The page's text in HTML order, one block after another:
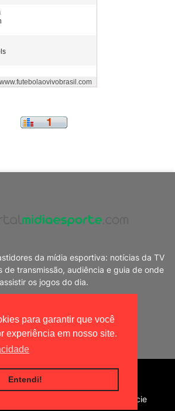
para garantir que você
experiência em nosso site.
Entendi!
da mídia esportiva: notícias da TV
de transmissão, audiência e guia de onde
assistir os jogos do dia.
|
Anuncie